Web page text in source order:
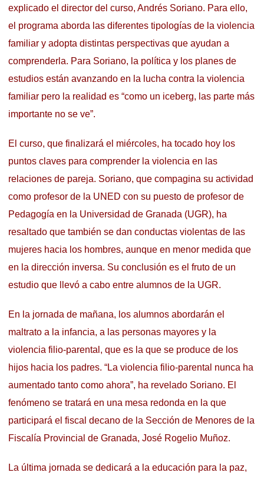
explicado el director del curso, Andrés Soriano. Para ello,
el programa aborda las diferentes tipologías de la violencia
familiar y adopta distintas perspectivas que ayudan a
comprenderla. Para Soriano, la política y los planes de
estudios están avanzando en la lucha contra la violencia
familiar pero la realidad es “como un iceberg, las parte más
importante no se ve”.
El curso, que finalizará el miércoles, ha tocado hoy los
puntos claves para comprender la violencia en las
relaciones de pareja. Soriano, que compagina su actividad
como profesor de la UNED con su puesto de profesor de
Pedagogía en la Universidad de Granada (UGR), ha
resaltado que también se dan conductas violentas de las
mujeres hacia los hombres, aunque en menor medida que
en la dirección inversa. Su conclusión es el fruto de un
estudio que llevó a cabo entre alumnos de la UGR.
En la jornada de mañana, los alumnos abordarán el
maltrato a la infancia, a las personas mayores y la
violencia filio-parental, que es la que se produce de los
hijos hacia los padres. “La violencia filio-parental nunca ha
aumentado tanto como ahora”, ha revelado Soriano. El
fenómeno se tratará en una mesa redonda en la que
participará el fiscal decano de la Sección de Menores de la
Fiscalía Provincial de Granada, José Rogelio Muñoz.
La última jornada se dedicará a la educación para la paz,